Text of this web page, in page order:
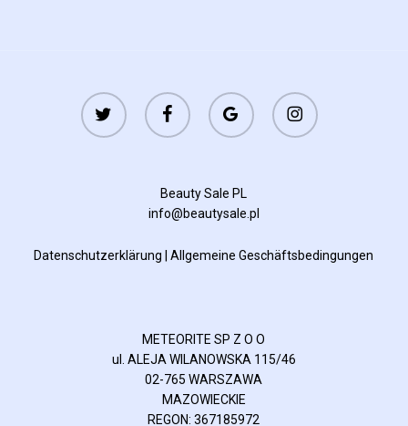
twitter facebook
google-
plus
instagram
Beauty Sale PL
info@beautysale.pl
Datenschutzerklärung |Allgemeine Geschäftsbedingungen
METEORITE SP Z O O
ul. ALEJA WILANOWSKA 115/46
02-765 WARSZAWA
MAZOWIECKIE
REGON: 367185972